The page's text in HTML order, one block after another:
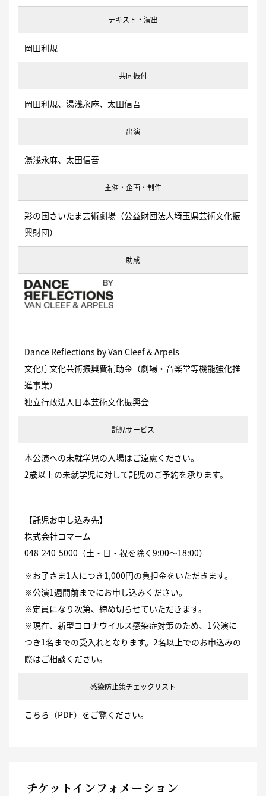
テキスト・演出
岡田利規
共同振付
岡田利規、湯浅永麻、太田信吾
出演
湯浅永麻、太田信吾
主催・企画・制作
彩の国さいたま芸術劇場（公益財団法人埼玉県芸術文化振
興財団）
助成
Dance Reflections by Van Cleef & Arpels
文化庁文化芸術振興費補助金（劇場・音楽堂等機能強化推
進事業）
独立行政法人日本芸術文化振興会
託児サービス
本公演への未就学児の入場はご遠慮ください。
2歳以上の未就学児に対して託児のご予約を承ります。
【託児お申し込み先】
株式会社コマーム
048-240-5000 （土・日・祝を除く9:00〜18:00）
※お子さま1人につき1,000円の負担金をいただきます。
※公演1週間前までにお申し込みください。
※定員になり次第、締め切らせていただきます。
※現在、新型コロナウイルス感染症対策のため、1公演に
つき1名までの受入れとなります。2名以上でのお申込みの
際はご相談ください。
感染防止策チェックリスト
こちら （PDF）をご覧ください。
チケットインフォメーション